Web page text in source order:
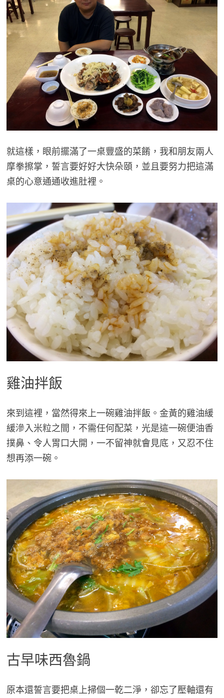
就這樣，眼前擺滿了一桌豐盛的菜餚，我和朋友兩人
摩拳擦掌，誓言要好好大快朵頤，並且要努力把這滿
桌的心意通通收進肚裡。
雞油拌飯
來到這裡，當然得來上一碗雞油拌飯。金黃的雞油緩
緩滲入米粒之間，不需任何配菜，光是這一碗便油香
撲鼻、令人胃口大開，一不留神就會見底，又忍不住
想再添一碗。
古早味西魯鍋
原本還誓言要把桌上掃個一乾二淨，卻忘了壓軸還有